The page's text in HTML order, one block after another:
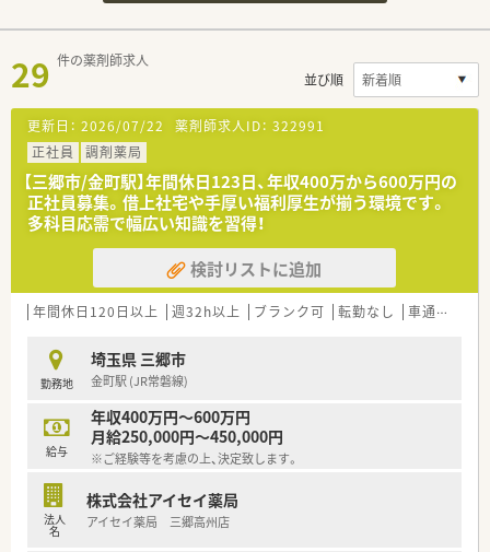
29 件の薬剤師求人
並び順
更新日： 2026/07/22 薬剤師求人ID： 322991
正社員
調剤薬局
【三郷市/金町駅】年間休日123日、年収400万から600万円の
正社員募集。借上社宅や手厚い福利厚生が揃う環境です。
多科目応需で幅広い知識を習得！
検討リストに追加
年間休日120日以上 週32h以上 ブランク可 転勤なし 車通勤可
勤務地
埼玉県 三郷市
金町駅 (JR常磐線)
給与
年収400万円～600万円
月給250,000円～450,000円
※ご経験等を考慮の上、決定致します。
法人
名
株式会社アイセイ薬局
アイセイ薬局 三郷高州店